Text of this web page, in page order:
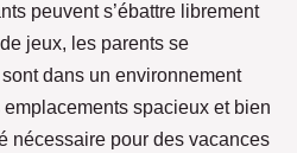
peuvent s’ébattre librement
jeux, les parents se
dans un environnement
spacieux et bien
nécessaire pour des vacances